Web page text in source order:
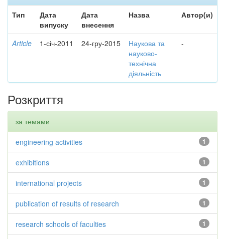
Тип
Дата
випуску
Дата
внесення
Назва Автор(и)
Article 1-січ-2011 24-гру-2015
Наукова та
науково-
технічна
діяльність
-
Розкриття
за темами
1
engineering activities
1
exhibitions
1
international projects
1
publication of results of research
1
research schools of faculties